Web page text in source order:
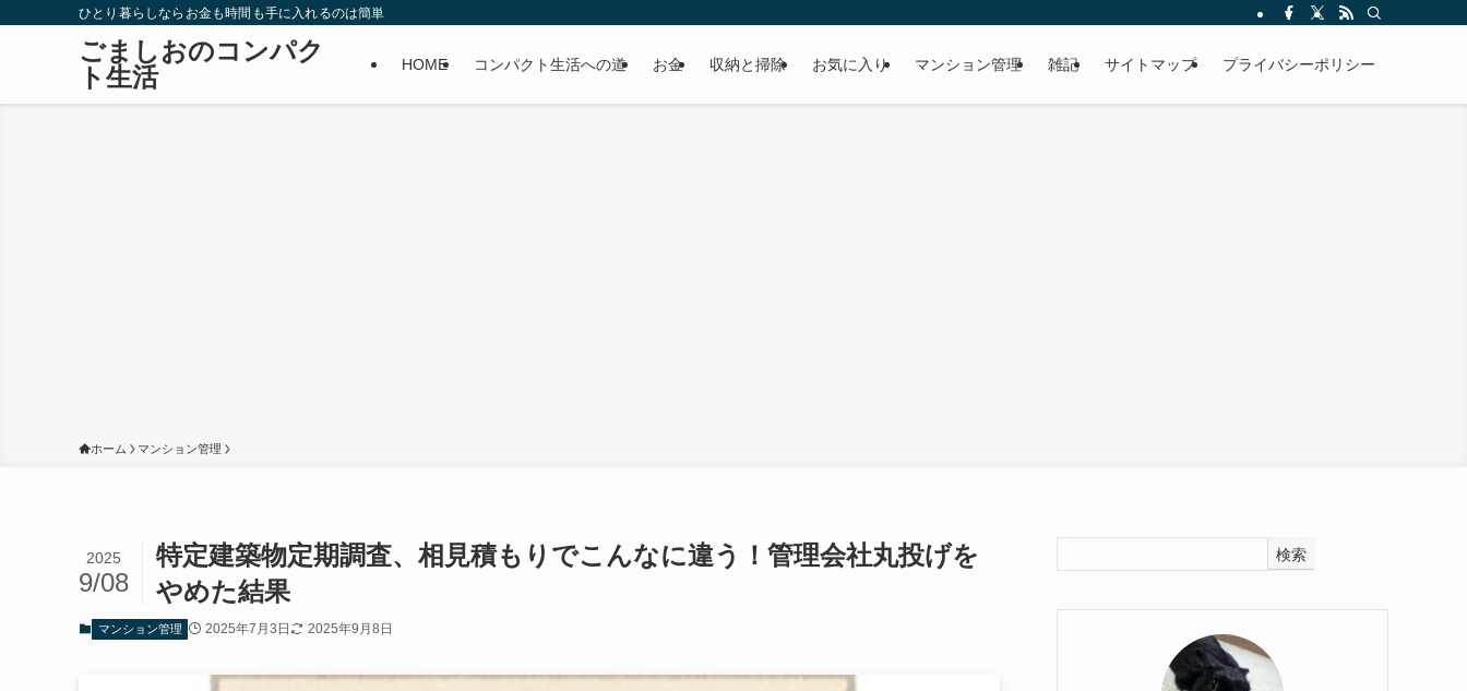
ひとり暮らしならお金も時間も手に入れるのは簡単
ごましおのコンパク
ト生活
HOME コンパクト生活への道 お金 収納と掃除 お気に入り マンション管理 雑記 サイトマップ プライバシーポリシー
ホーム マンション管理
特定建築物定期調査、相見積もりでこんなに違う！管理会社丸投げを
やめた結果
2025
9/08
マンション管理 2025年7月3日 2025年9月8日
検索